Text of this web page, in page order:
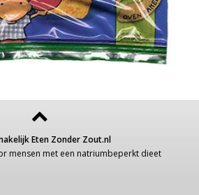
Eten Zonder Zout.nl
mensen met een natriumbeperkt dieet